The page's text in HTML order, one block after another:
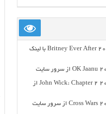
دانلود رایگان مسنتد خارجی Britney Ever After 2017 با لینک
دانلود مستقیم فیلم خارجی John Wick: Chapter 2 2017 از